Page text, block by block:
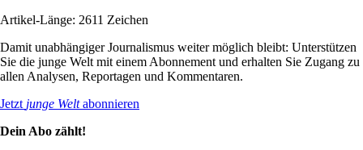
Artikel-Länge: 2611 Zeichen
Damit unabhängiger Journalismus weiter möglich bleibt: Unterstützen
Sie die junge Welt mit einem Abonnement und erhalten Sie Zugang zu
allen Analysen, Reportagen und Kommentaren.
Jetzt junge Weltabonnieren
Dein Abo zählt!